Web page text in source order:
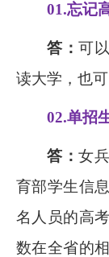
01.忘记
答： 可
读大学，也
02.单招
答： 女
育部学生信
名人员的高
数在全省的